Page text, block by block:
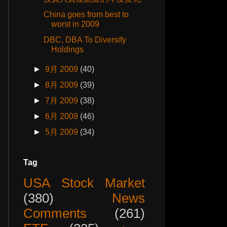
China goes from best to
worst in 2009
DBC, DBA To Diversify
Holdings
►9月 2009 (40)
►8月 2009 (39)
►7月 2009 (38)
►6月 2009 (46)
► 5月 2009 (34)
Tag
USA Stock Market
(380)
News
Comments
(261)